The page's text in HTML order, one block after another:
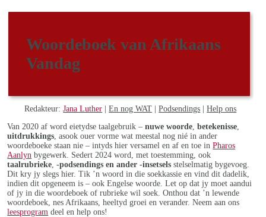
Woordeboek van Afrikaans
Vandag
Redakteur:Jana Luther |En nog WAT |Podsendings |Help ons
Van 2020 af word eietydse taalgebruik –nuwe woorde ,betekenisse
uitdrukkings , asook ouer vorme wat meestal nog nié in ander
woordeboeke staan nie – intyds hier versamel en af en toe inPharos
Aanlyn bygewerk. Sedert 2024 word, met toestemming, ook
taalrubrieke ,-podsendings en ander -insetsels stelselmatig bygevoeg.
Dit kry jy slegs hier. Tik ’n woord in die soekkassie en vind dit dadelik,
indien dit opgeneem is – ook Engelse woorde. Let op dat jy moet aandui
of jy in die woordeboek of rubrieke wil soek. Onthou dat ’n lewende
woordeboek, nes Afrikaans, heeltyd groei en verander. Neem aan ons
leesprogram deel en help ons!